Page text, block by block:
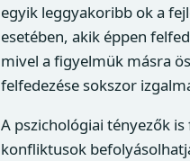
egyik leggyakoribb ok a
esetében, akik éppen
mivel a figyelmük másra
felfedezése sokszor
A pszichológiai tényezők
konfliktusok